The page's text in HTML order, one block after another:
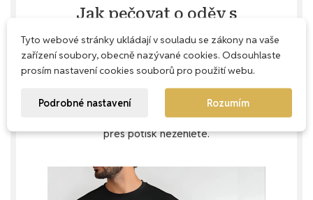
Jak pečovat o oděv s
Aby oděv s potiskem vydržel co nejdéle krásný,
doporučujeme prací cyklus na max. 40 °C, oděv
obrátit naruby, aby byl potisk chráněn uvnitř
textilu. Bez aviváže prodloužíte životnost jak
textilu, tak potisku. Nesušte v sušičce a přímo
přes potisk nežehlete.
Tyto webové stránky ukládají v souladu se zákony na vaše
zařízení soubory, obecně nazývané cookies. Odsouhlaste
prosím nastavení cookies souborů pro použití webu.
Podrobné nastavení Rozumím